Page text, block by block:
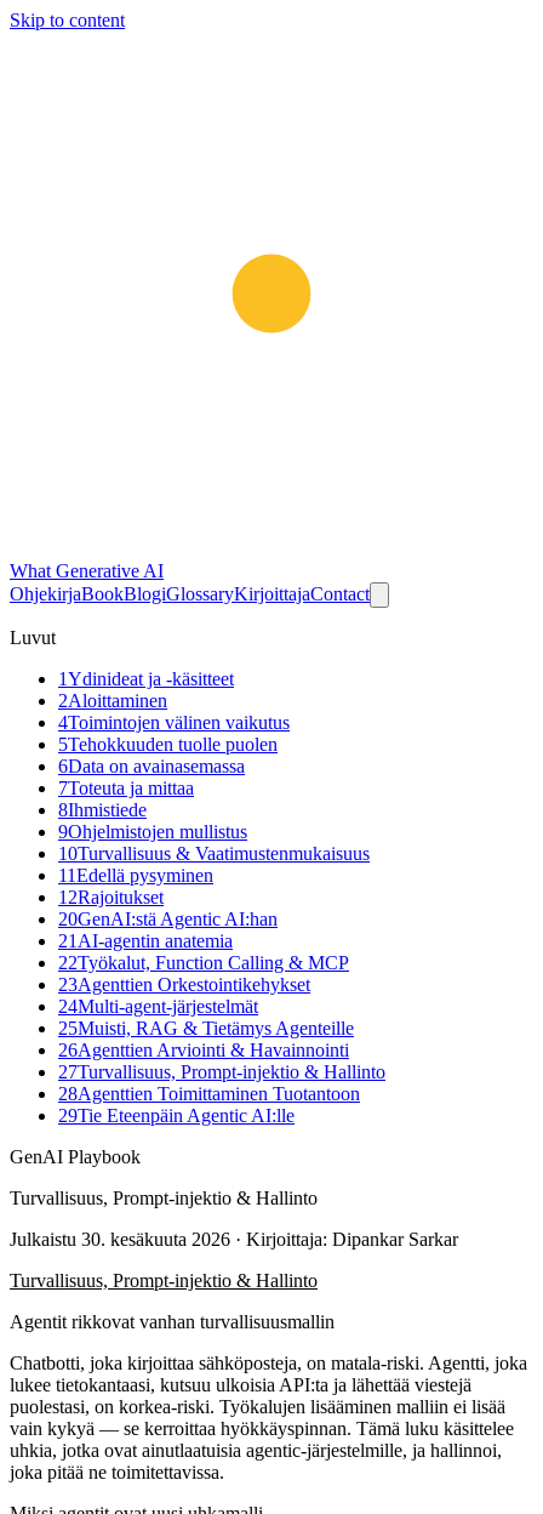
Skip to content
What Generative AI
OhjekirjaBookBlogiGlossaryKirjoittajaContact
Luvut
1Ydinideat ja -käsitteet
2Aloittaminen
4Toimintojen välinen vaikutus
5Tehokkuuden tuolle puolen
6Data on avainasemassa
7Toteuta ja mittaa
8Ihmistiede
9Ohjelmistojen mullistus
10Turvallisuus & Vaatimustenmukaisuus
11Edellä pysyminen
12Rajoitukset
20GenAI:stä Agentic AI:han
21 AI-agentin anatemia
22Työkalut, Function Calling & MCP
23Agenttien Orkestointikehykset
24Multi-agent-järjestelmät
25Muisti, RAG & Tietämys Agenteille
26Agenttien Arviointi & Havainnointi
27Turvallisuus, Prompt-injektio & Hallinto
28Agenttien Toimittaminen Tuotantoon
29Tie Eteenpäin Agentic AI:lle
GenAI Playbook
Turvallisuus, Prompt-injektio & Hallinto
Julkaistu 30. kesäkuuta 2026 · Kirjoittaja: Dipankar Sarkar
Turvallisuus, Prompt-injektio & Hallinto
Agentit rikkovat vanhan turvallisuusmallin
Chatbotti, joka kirjoittaa sähköposteja, on matala-riski. Agentti, joka
lukee tietokantaasi, kutsuu ulkoisia API:ta ja lähettää viestejä
puolestasi, on korkea-riski. Työkalujen lisääminen malliin ei lisää
vain kykyä — se kerroittaa hyökkäyspinnan. Tämä luku käsittelee
uhkia, jotka ovat ainutlaatuisia agentic-järjestelmille, ja hallinnoi,
joka pitää ne toimitettavissa.